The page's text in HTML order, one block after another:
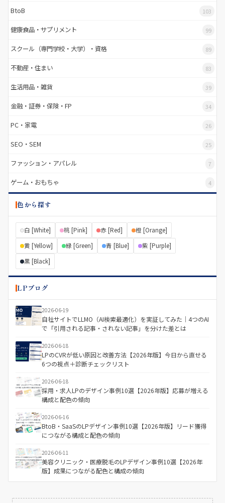
BtoB 103
健康食品・サプリメント 99
スクール（専門学校・大学）・資格 89
不動産・住まい 83
生活用品・雑貨 39
金融・証券・保険・FP 34
PC・家電 26
SEO・SEM 25
ファッション・アパレル 7
ゲーム・おもちゃ 4
色から探す
白 [White] 桃 [Pink] 赤 [Red]
橙 [Orange]
黄 [Yellow]
緑 [Green] 青 [Blue]
紫 [Purple]
黒 [Black]
LPブログ
2026-06-19
自社サイトでLLMO（AI検索最適化）を実証してみた｜4つのAI
で「引用される記事・されない記事」を分けた差とは
2026-06-18
LPのCVRが低い原因と改善方法【2026年版】今日から直せる
6つの視点＋診断チェックリスト
2026-06-18
採用・求人LPのデザイン事例10選【2026年版】応募が増える
構成と配色の傾向
2026-06-16
BtoB・SaaSのLPデザイン事例10選【2026年版】リード獲得
につながる構成と配色の傾向
2026-06-11
美容クリニック・医療脱毛のLPデザイン事例10選【2026年
版】成果につながる配色と構成の傾向